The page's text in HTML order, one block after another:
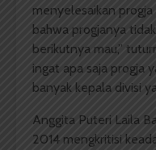
menyelesaikan
bahwa progjanya
berikutnya mau,”
ingat apa saja progja
banyak kepala divisi
Anggita Puteri Laila
2014 mengkritisi